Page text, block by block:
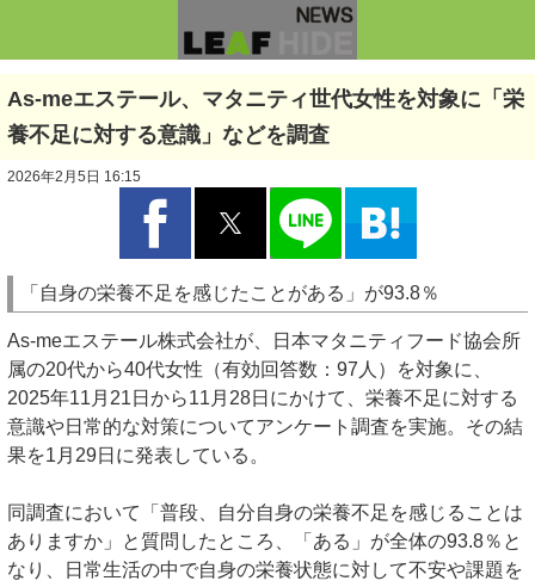
As-meエステール、マタニティ世代女性を対象に「栄
養不足に対する意識」などを調査
2026年2月5日 16:15
「自身の栄養不足を感じたことがある」が93.8％
As-meエステール株式会社が、日本マタニティフード協会所
属の20代から40代女性（有効回答数：97人）を対象に、
2025年11月21日から11月28日にかけて、栄養不足に対する
意識や日常的な対策についてアンケート調査を実施。その結
果を1月29日に発表している。
同調査において「普段、自分自身の栄養不足を感じることは
ありますか」と質問したところ、「ある」が全体の93.8％と
なり、日常生活の中で自身の栄養状態に対して不安や課題を